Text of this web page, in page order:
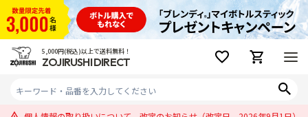
5,000円(税込)以上で送料無料！
ZOJIRUSHI DIRECT